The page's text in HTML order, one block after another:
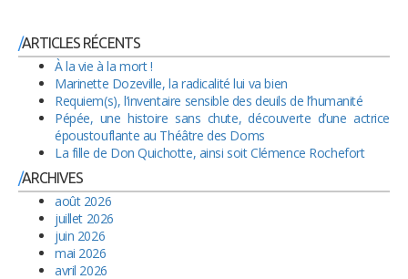
ARTICLES RÉCENTS
À la vie à la mort !
Marinette Dozeville, la radicalité lui va bien
Requiem(s), l’inventaire sensible des deuils de l’humanité
Pépée, une histoire sans chute, découverte d’une actrice
époustouflante au Théâtre des Doms
La fille de Don Quichotte, ainsi soit Clémence Rochefort
ARCHIVES
août 2026
juillet 2026
juin 2026
mai 2026
avril 2026